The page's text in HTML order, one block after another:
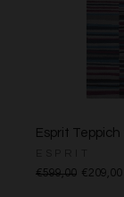
Esprit Teppich
€599,00 €209,00